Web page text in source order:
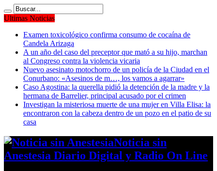
Ultimas Noticias
Examen toxicológico confirma consumo de cocaína de
Candela Arizaga
A un año del caso del preceptor que mató a su hijo, marchan
al Congreso contra la violencia vicaria
Nuevo asesinato motochorro de un policía de la Ciudad en el
Conurbano: «Asesinos de m…, los vamos a agarrar»
Caso Agostina: la querella pidió la detención de la madre y la
hermana de Barrelier, principal acusado por el crimen
Investigan la misteriosa muerte de una mujer en Villa Elisa: la
encontraron con la cabeza dentro de un pozo en el patio de su
casa
Noticia sin
Anestesia Diario Digital y Radio On Line